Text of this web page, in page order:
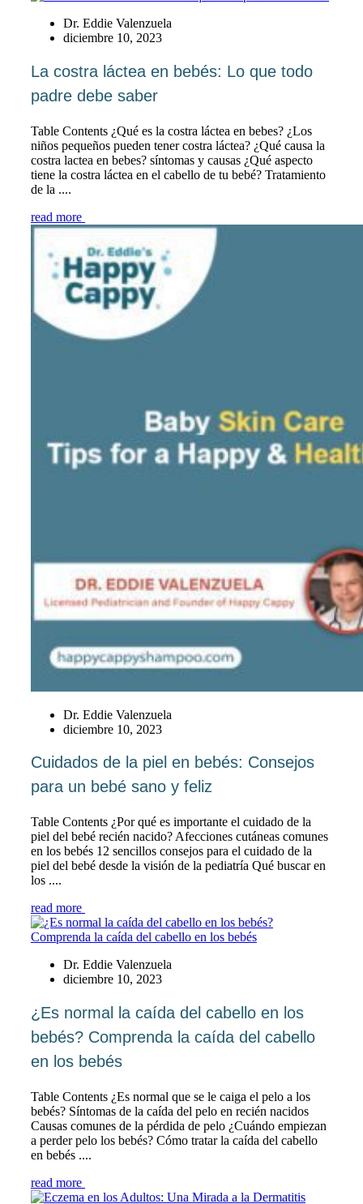
Dr. Eddie Valenzuela
diciembre 10, 2023
La costra láctea en bebés: Lo que todo
padre debe saber
Table Contents ¿Qué es la costra láctea en bebes? ¿Los
niños pequeños pueden tener costra láctea? ¿Qué causa la
costra lactea en bebes? síntomas y causas ¿Qué aspecto
tiene la costra láctea en el cabello de tu bebé? Tratamiento
de la ....
read more
Dr. Eddie Valenzuela
diciembre 10, 2023
Cuidados de la piel en bebés: Consejos
para un bebé sano y feliz
Table Contents ¿Por qué es importante el cuidado de la
piel del bebé recién nacido? Afecciones cutáneas comunes
en los bebés 12 sencillos consejos para el cuidado de la
piel del bebé desde la visión de la pediatría Qué buscar en
los ....
read more
Dr. Eddie Valenzuela
diciembre 10, 2023
¿Es normal la caída del cabello en los
bebés? Comprenda la caída del cabello
en los bebés
Table Contents ¿Es normal que se le caiga el pelo a los
bebés? Síntomas de la caída del pelo en recién nacidos
Causas comunes de la pérdida de pelo ¿Cuándo empiezan
a perder pelo los bebés? Cómo tratar la caída del cabello
en bebés ....
read more